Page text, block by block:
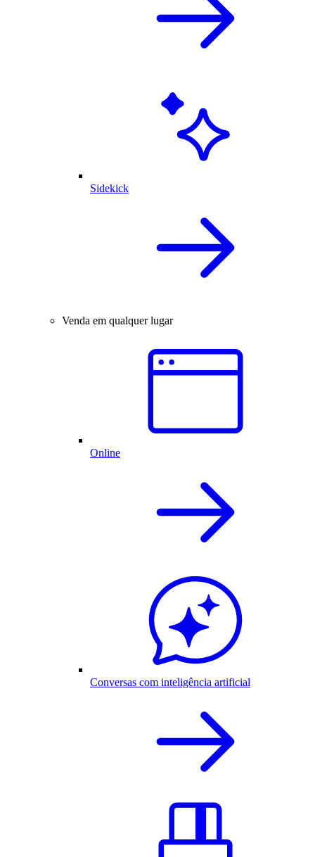
Sidekick
Venda em qualquer lugar
Online
Conversas com inteligência artificial